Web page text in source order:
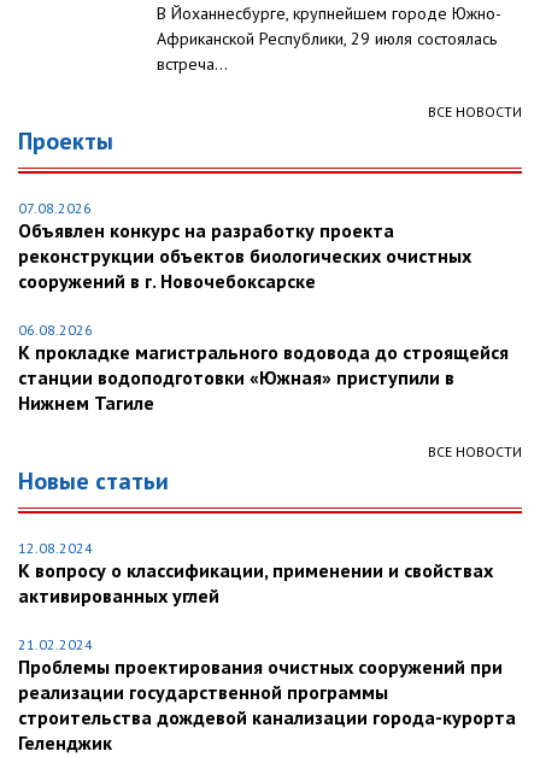
В Йоханнесбурге, крупнейшем городе Южно-
Африканской Республики, 29 июля состоялась
встреча...
ВСЕ НОВОСТИ
Проекты
07.08.2026
Объявлен конкурс на разработку проекта
реконструкции объектов биологических очистных
сооружений в г. Новочебоксарске
06.08.2026
К прокладке магистрального водовода до строящейся
станции водоподготовки «Южная» приступили в
Нижнем Тагиле
ВСЕ НОВОСТИ
Новые статьи
12.08.2024
К вопросу о классификации, применении и свойствах
активированных углей
21.02.2024
Проблемы проектирования очистных сооружений при
реализации государственной программы
строительства дождевой канализации города-курорта
Геленджик